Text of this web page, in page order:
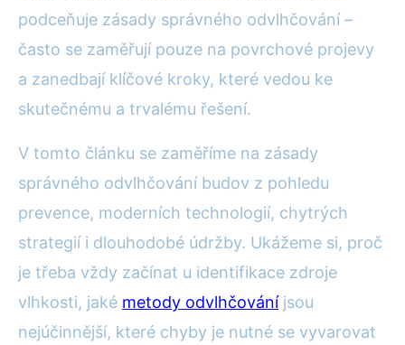
podceňuje zásady správného odvlhčování –
často se zaměřují pouze na povrchové projevy
a zanedbají klíčové kroky, které vedou ke
skutečnému a trvalému řešení.
V tomto článku se zaměříme na zásady
správného odvlhčování budov z pohledu
prevence, moderních technologií, chytrých
strategií i dlouhodobé údržby. Ukážeme si, proč
je třeba vždy začínat u identifikace zdroje
vlhkosti, jaké metody odvlhčováníjsou
nejúčinnější, které chyby je nutné se vyvarovat